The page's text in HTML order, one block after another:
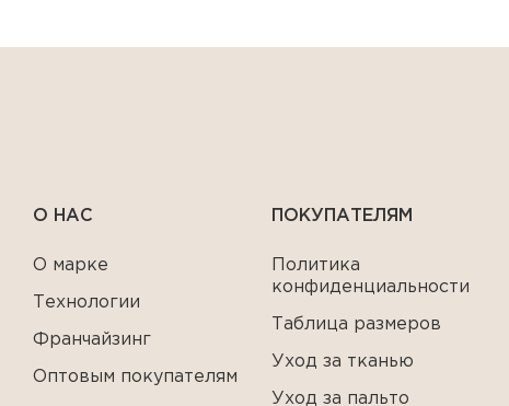
О НАС
О марке
Технологии
Франчайзинг
Оптовым покупателям
ПОКУПАТЕЛЯМ
Политика
конфиденциальности
Таблица размеров
Уход за тканью
Уход за пальто